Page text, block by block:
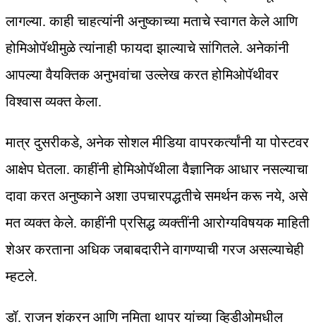
लागल्या. काही चाहत्यांनी अनुष्काच्या मताचे स्वागत केले आणि
होमिओपॅथीमुळे त्यांनाही फायदा झाल्याचे सांगितले. अनेकांनी
आपल्या वैयक्तिक अनुभवांचा उल्लेख करत होमिओपॅथीवर
विश्वास व्यक्त केला.
मात्र दुसरीकडे, अनेक सोशल मीडिया वापरकर्त्यांनी या पोस्टवर
आक्षेप घेतला. काहींनी होमिओपॅथीला वैज्ञानिक आधार नसल्याचा
दावा करत अनुष्काने अशा उपचारपद्धतीचे समर्थन करू नये, असे
मत व्यक्त केले. काहींनी प्रसिद्ध व्यक्तींनी आरोग्यविषयक माहिती
शेअर करताना अधिक जबाबदारीने वागण्याची गरज असल्याचेही
म्हटले.
डॉ. राजन शंकरन आणि नमिता थापर यांच्या व्हिडीओमधील